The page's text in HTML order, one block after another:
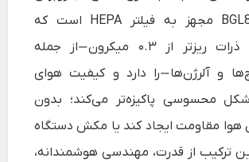
بوش BGL8POW2 مجهز به فیلتر HEPA است که
توانایی جذب ذرات ریزتر از ۰.۳ میکرون—از جمله
و آلرژن‌ها—را دارد و کیفیت هوای
محسوسی پاکیزه‌تر می‌کند؛ بدون
مقاومت ایجاد کند یا مکش دستگاه
از قدرت، مهندسی هوشمندانه،